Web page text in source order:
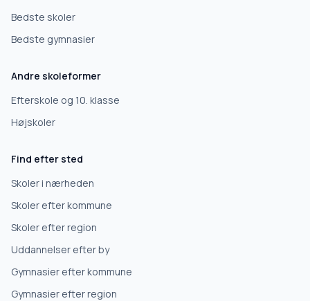
Bedste skoler
Bedste gymnasier
Andre skoleformer
Efterskole og 10. klasse
Højskoler
Find efter sted
Skoler i nærheden
Skoler efter kommune
Skoler efter region
Uddannelser efter by
Gymnasier efter kommune
Gymnasier efter region